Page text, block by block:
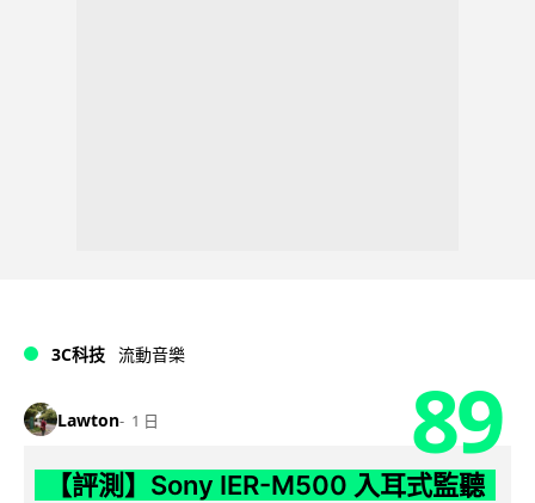
3C科技 流動音樂
Lawton 1 日 89
【評測】Sony IER-M500 入耳式監聽